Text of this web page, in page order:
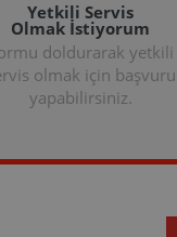
Yetkili Servis
Olmak İstiyorum
doldurarak yetkili
olmak için başvuru
yapabilirsiniz.